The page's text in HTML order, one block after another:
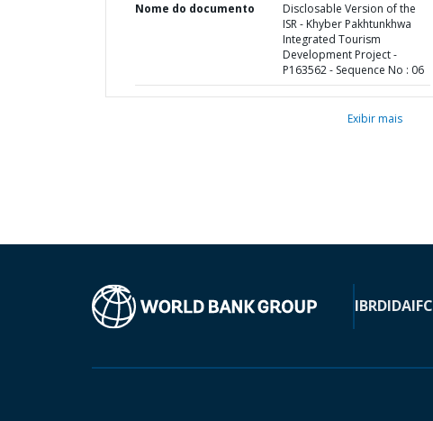
Nome do documento
Disclosable Version of the
ISR - Khyber Pakhtunkhwa
Integrated Tourism
Development Project -
P163562 - Sequence No : 06
Exibir mais
IBRDIDAIFC